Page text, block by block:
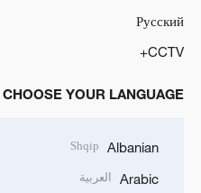
Русский
CCTV+
CHOOSE YOUR LANGUAGE
Albanian
Shqip
Arabic العربية